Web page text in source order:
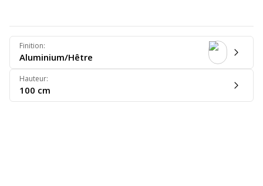
Finition:
Aluminium/Hêtre
Hauteur:
100 cm